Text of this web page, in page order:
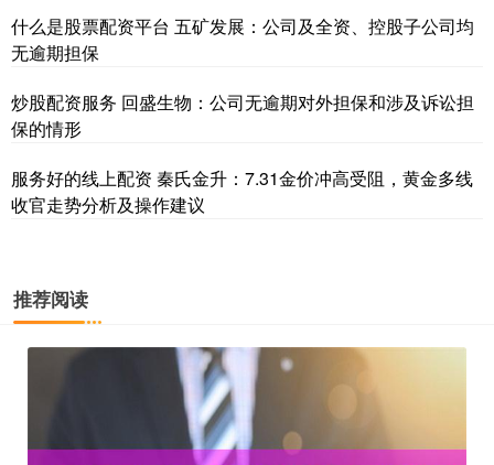
什么是股票配资平台 五矿发展：公司及全资、控股子公司均
无逾期担保
炒股配资服务 回盛生物：公司无逾期对外担保和涉及诉讼担
保的情形
服务好的线上配资 秦氏金升：7.31金价冲高受阻，黄金多线
收官走势分析及操作建议
推荐阅读